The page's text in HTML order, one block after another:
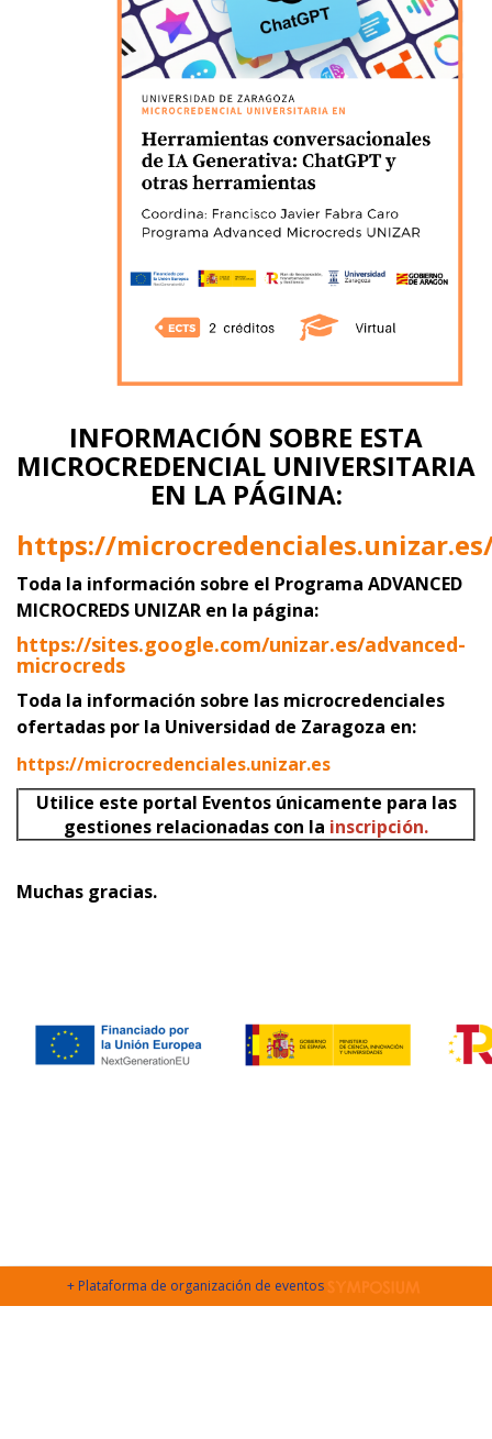
INFORMACIÓN SOBRE ESTA
MICROCREDENCIAL UNIVERSITARIA
EN LA PÁGINA:
https://
Toda la información sobre el Programa ADVANCED
MICROCREDS UNIZAR en la página:
https://sites.google.com/unizar.es/advanced-
microcreds
Toda la información sobre las microcredenciales
ofertadas por la Universidad de Zaragoza en:
https://microcredenciales.unizar.es
Utilice este portal Eventos únicamente para las
gestiones relacionadas con la inscripción.
Muchas gracias.
+ Plataforma de organización de eventos